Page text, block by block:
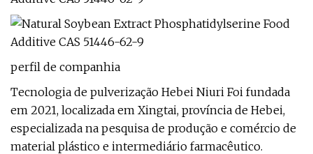
perfil de companhia
Tecnologia de pulverização Hebei Niuri Foi fundada
em 2021, localizada em Xingtai, província de Hebei,
especializada na pesquisa de produção e comércio de
material plástico e intermediário farmacêutico.